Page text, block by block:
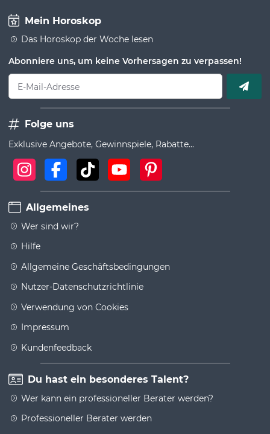
Mein Horoskop
Das Horoskop der Woche lesen
Abonniere uns, um keine Vorhersagen zu verpassen!
E-Mail-Adresse
Folge uns
Exklusive Angebote, Gewinnspiele, Rabatte...
Allgemeines
Wer sind wir?
Hilfe
Allgemeine Geschäftsbedingungen
Nutzer-Datenschutzrichtlinie
Verwendung von Cookies
Impressum
Kundenfeedback
Du hast ein besonderes Talent?
Wer kann ein professioneller Berater werden?
Professioneller Berater werden